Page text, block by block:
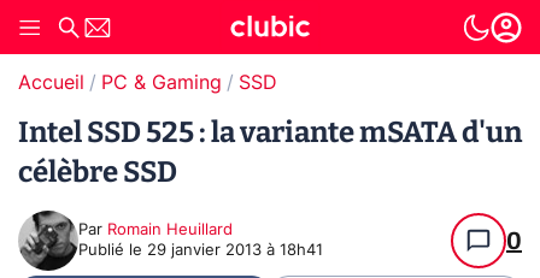
Accueil PC & Gaming SSD
Intel SSD 525 : la variante mSATA d'un
célèbre SSD
Par Romain Heuillard
Publié le 29 janvier 2013 à 18h41 0